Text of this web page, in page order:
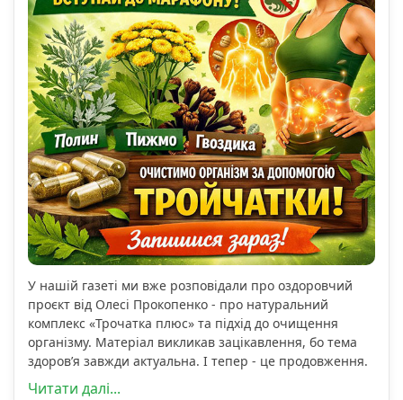
У нашій газеті ми вже розповідали про оздоровчий
проєкт від Олесі Прокопенко - про натуральний
комплекс «Трочатка плюс» та підхід до очищення
організму. Матеріал викликав зацікавлення, бо тема
здоров’я завжди актуальна. І тепер - це продовження.
Читати далі...